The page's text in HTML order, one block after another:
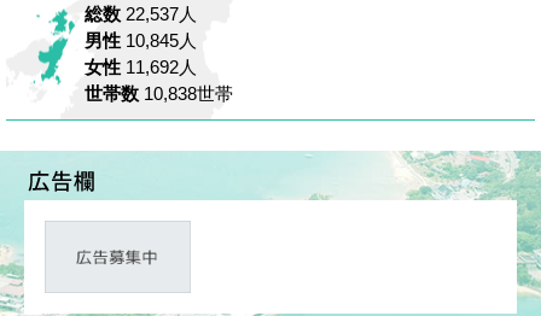
総数 22,537人
男性 10,845人
女性 11,692人
世帯数 10,838世帯